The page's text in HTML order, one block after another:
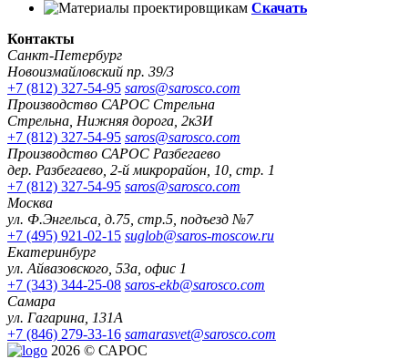
Скачать
Контакты
Санкт-Петербург
Новоизмайловский пр. 39/3
+7 (812) 327-54-95 saros@sarosco.com
Производство САРОС Стрельна
Стрельна, Нижняя дорога, 2к3И
+7 (812) 327-54-95 saros@sarosco.com
Производство САРОС Разбегаево
дер. Разбегаево, 2-й микрорайон, 10, стр. 1
+7 (812) 327-54-95 saros@sarosco.com
Москва
ул. Ф.Энгельса, д.75, стр.5, подъезд №7
+7 (495) 921-02-15 suglob@saros-moscow.ru
Екатеринбург
ул. Айвазовского, 53а, офис 1
+7 (343) 344-25-08 saros-ekb@sarosco.com
Самара
ул. Гагарина, 131А
+7 (846) 279-33-16 samarasvet@sarosco.com
2026 © САРОС